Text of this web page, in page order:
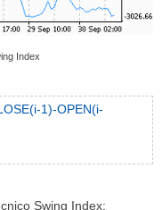
Index
1)-OPEN(i-
Swing Index;